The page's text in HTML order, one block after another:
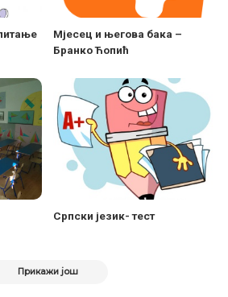
Мјесец и његова бака –
Бранко Ћопић
Српски језик- тест
Прикажи још